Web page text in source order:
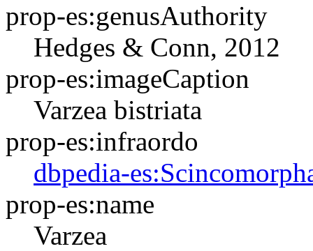
prop-es:genusAuthority
Hedges & Conn, 2012
prop-es:imageCaption
Varzea bistriata
prop-es:infraordo
dbpedia-
prop-es:name
Varzea